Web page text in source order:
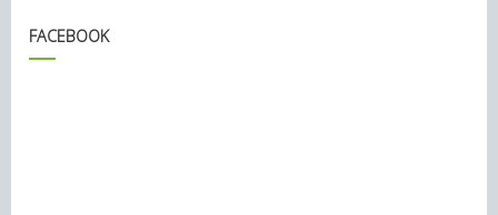
FACEBOOK